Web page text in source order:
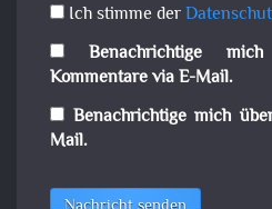
Ich stimme der
Benachrichtige
Kommentare via E-Mail.
Benachrichtige mich
Mail.